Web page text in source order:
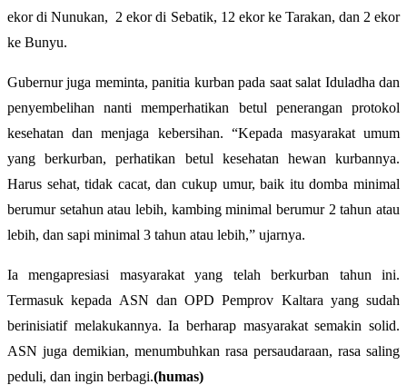
ekor di Nunukan, 2 ekor di Sebatik, 12 ekor ke Tarakan, dan 2 ekor
ke Bunyu.
Gubernur juga meminta, panitia kurban pada saat salat Iduladha dan
penyembelihan nanti memperhatikan betul penerangan protokol
kesehatan dan menjaga kebersihan. “Kepada masyarakat umum
yang berkurban, perhatikan betul kesehatan hewan kurbannya.
Harus sehat, tidak cacat, dan cukup umur, baik itu domba minimal
berumur setahun atau lebih, kambing minimal berumur 2 tahun atau
lebih, dan sapi minimal 3 tahun atau lebih,” ujarnya.
Ia mengapresiasi masyarakat yang telah berkurban tahun ini.
Termasuk kepada ASN dan OPD Pemprov Kaltara yang sudah
berinisiatif melakukannya. Ia berharap masyarakat semakin solid.
ASN juga demikian, menumbuhkan rasa persaudaraan, rasa saling
peduli, dan ingin berbagi.(humas)